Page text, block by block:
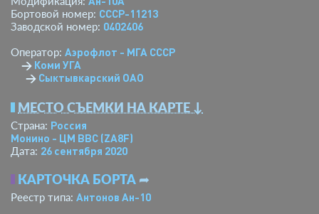
Бортовой номер: СССР-11213
Заводской номер: 0402406
Оператор: Аэрофлот - МГА СССР
→ Коми УГА
→ Сыктывкарский ОАО
МЕСТО СЪЕМКИ НА КАРТЕ ↓
Страна: Россия
Монино - ЦМ ВВС (ZA8F)
Дата: 26 сентября 2020
КАРТОЧКА БОРТА ➦
Реестр типа: Антонов Ан-10